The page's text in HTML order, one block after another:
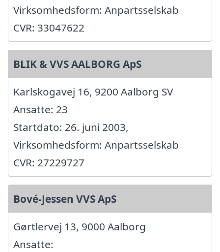
Virksomhedsform: Anpartsselskab
CVR: 33047622
BLIK & VVS AALBORG ApS
Karlskogavej 16, 9200 Aalborg SV
Ansatte: 23
Startdato: 26. juni 2003,
Virksomhedsform: Anpartsselskab
CVR: 27229727
Bové-Jessen VVS ApS
Gørtlervej 13, 9000 Aalborg
Ansatte: